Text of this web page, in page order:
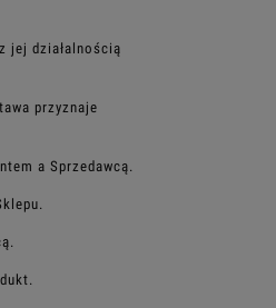
jej działalnością
przyznaje
a Sprzedawcą.